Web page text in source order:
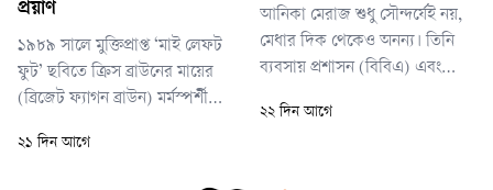
থিয়েটার হলে নাটকটির একাদশ
প্রদর্শনী অনু
প্রয়াণ
১৯৮৯ সালে মুক্তিপ্রাপ্ত ‘মাই লেফট
ফুট’ ছবিতে ক্রিস ব্রাউনের মায়ের
(ব্রিজেট ফ্যাগন ব্রাউন) মর্মস্পর্শী
পুরস্কারে সেরা পার্শ্ব অভিনেত্রীর
২১ দিন আগে
আনিকা মেরাজ শুধু সৌন্দর্যেই নয়,
মেধার দিক থেকেও অনন্য। তিনি
ব্যবসায় প্রশাসন (বিবিএ) এবং
ডিগ্রি অর্জন করেছেন। বর্তমানে তিনি
২২ দিন আগে